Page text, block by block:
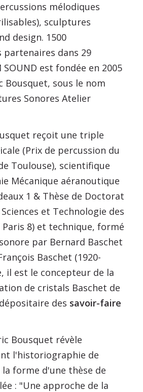
mélodiques
sculptures
design. 1500
dans 29
SOUND est fondée en 2005
Bousquet, sous le nom
Sonores Atelier
reçoit une triple
(Prix de percussion du
Toulouse), scientifique
Mécanique aéranoutique
1 & Thèse de Doctorat
et Technologie des
8) et technique, formé
par Bernard Baschet
Baschet (1920-
il est le concepteur de la
de cristals Baschet de
des savoir-faire
Bousquet révèle
l'historiographie de
forme d'une thèse de
: "Une approche de la